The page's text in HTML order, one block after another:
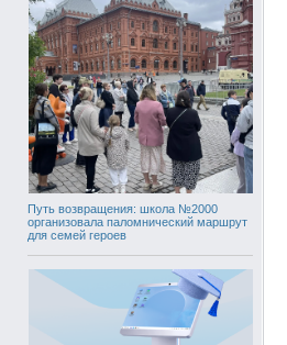
Путь возвращения: школа №2000
организовала паломнический маршрут
для семей героев